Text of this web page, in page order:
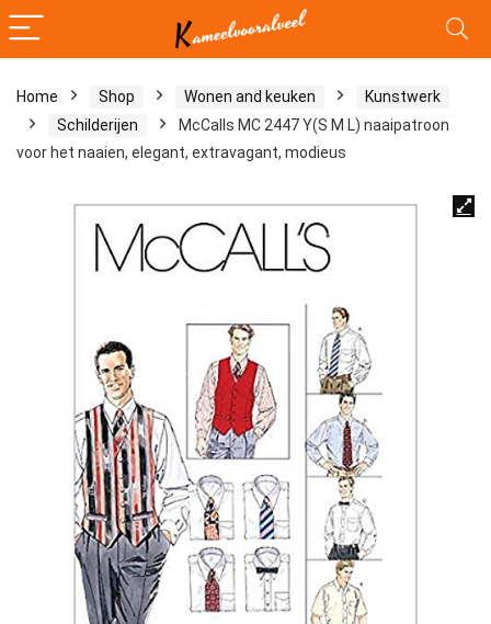
Home Shop Wonen and keuken
Kunstwerk
Schilderijen
McCalls MC 2447 Y(S M L) naaipatroon
voor het naaien, elegant, extravagant, modieus